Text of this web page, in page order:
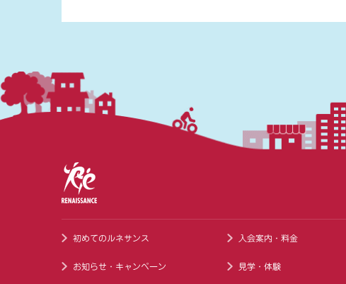
初めてのルネサンス
お知らせ・キャンペーン
入会案内・料金
見学・体験